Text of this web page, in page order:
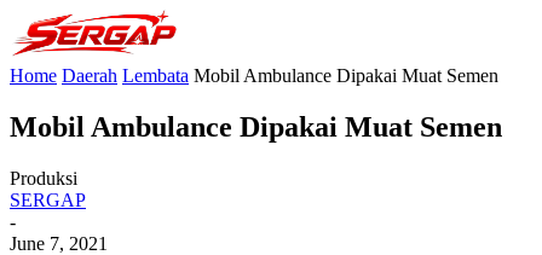
Home Daerah Lembata Mobil Ambulance Dipakai Muat Semen
Mobil Ambulance Dipakai Muat Semen
Produksi
SERGAP
-
June 7, 2021